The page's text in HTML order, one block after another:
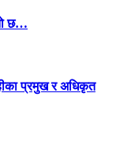
छ…
प्रमुख र अधिकृत